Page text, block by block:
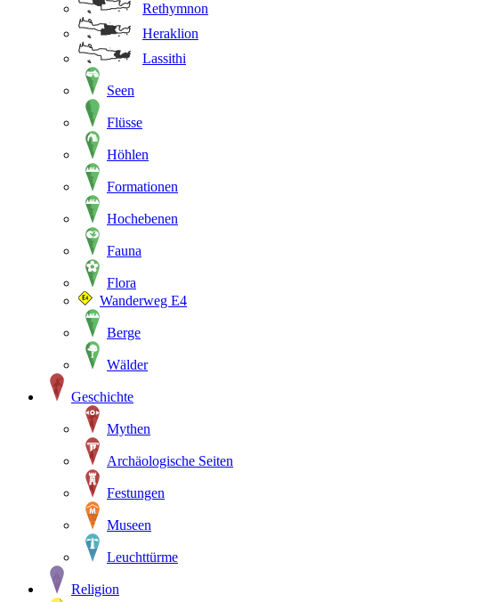
Rethymnon
Heraklion
Lassithi
Seen
Flüsse
Höhlen
Formationen
Hochebenen
Fauna
Flora
Wanderweg E4
Berge
Wälder
Geschichte
Mythen
Archäologische Seiten
Festungen
Museen
Leuchttürme
Religion